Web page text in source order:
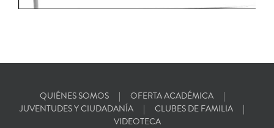
QUIÉNES SOMOS
OFERTA ACADÉMICA
JUVENTUDES Y CIUDADANÍA
CLUBES DE FAMILIA
VIDEOTECA